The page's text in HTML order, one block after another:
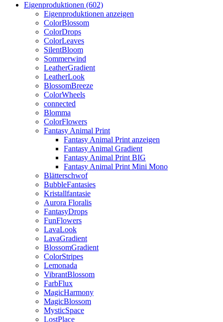
Eigenproduktionen (602)
Eigenproduktionen anzeigen
ColorBlossom
ColorDrops
ColorLeaves
SilentBloom
Sommerwind
LeatherGradient
LeatherLook
BlossomBreeze
ColorWheels
connected
Blomma
ColorFlowers
Fantasy Animal Print
Fantasy Animal Print anzeigen
Fantasy Animal Gradient
Fantasy Animal Print BIG
Fantasy Animal Print Mini Mono
Blätterschwof
BubbleFantasies
Kristallfantasie
Aurora Floralis
FantasyDrops
FunFlowers
LavaLook
LavaGradient
BlossomGradient
ColorStripes
Lemonada
VibrantBlossom
FarbFlux
MagicHarmony
MagicBlossom
MysticSpace
LostPlace